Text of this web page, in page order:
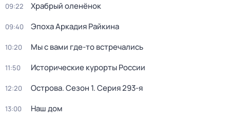
09:22 Храбрый оленёнок
09:40 Эпоха Аркадия Райкина
10:20 Мы с вами где-то встречались
11:50 Исторические курорты России
12:20 Острова. Сезон 1. Серия 293-я
13:00 Наш дом